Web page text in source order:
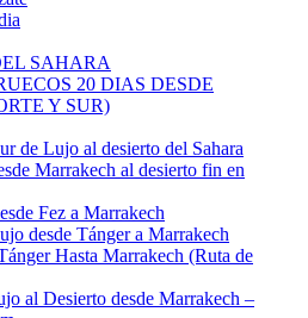
SAHARA
20 DIAS DESDE
Y SUR)
de Lujo al desierto del Sahara
Marrakech al desierto fin en
Fez a Marrakech
desde Tánger a Marrakech
Hasta Marrakech (Ruta de
al Desierto desde Marrakech –